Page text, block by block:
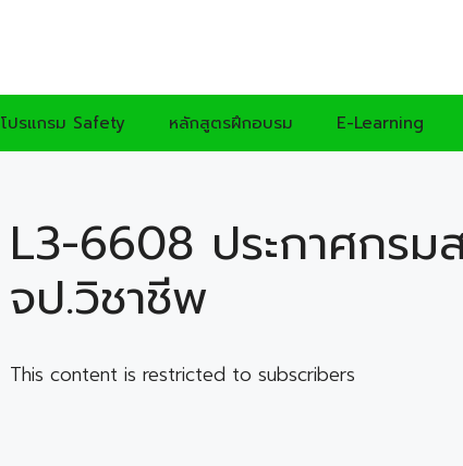
โปรแกรม Safety หลักสูตรฝึกอบรม E-Learning
L3-6608 ประกาศกร
จป.วิชาชีพ
This content is restricted to subscribers